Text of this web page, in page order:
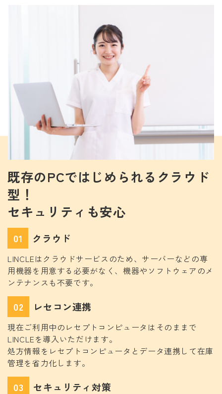
既存のPCではじめられるクラウド
型！
セキュリティも安心
01 クラウド
LINCLEはクラウドサービスのため、サーバーなどの専
用機器を用意する必要がなく、機器やソフトウェアのメ
ンテナンスも不要です。
02 レセコン連携
現在ご利用中のレセプトコンピュータはそのままで
LINCLEを導入いただけます。
処方情報をレセプトコンピュータとデータ連携して在庫
管理を省力化します。
03 セキュリティ対策